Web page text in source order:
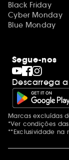
Black Friday
Cyber Monday
Blue Monday
Segue-nos
Descarrega
Menções
Marcas excluídas
*Ver condições
**Exclusividade na